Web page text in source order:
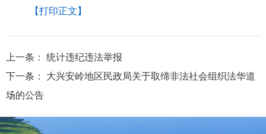
【打印正文】
上一条：
统计违纪违法举报
下一条：
大兴安岭地区民政局关于取缔非法社会组织法华道
场的公告